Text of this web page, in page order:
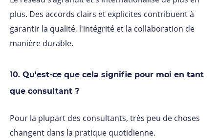
plus. Des accords clairs et explicites contribuent à
garantir la qualité, l'intégrité et la collaboration de
manière durable.
10. Qu'est-ce que cela signifie pour moi en tant
que consultant ?
Pour la plupart des consultants, très peu de choses
changent dans la pratique quotidienne.